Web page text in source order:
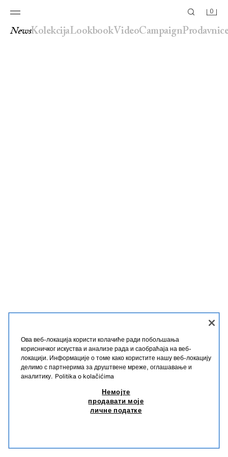
0
news kolekcija lookbook video campaign prodavnice
Ова веб-локација користи колачиће ради побољшања
корисничког искуства и анализе рада и саобраћаја на веб-
локацији. Информације о томе како користите нашу веб-локацију
делимо с партнерима за друштвене мреже, оглашавање и
аналитику. Politika o kolačićima
Немојте
продавати моје
личне податке